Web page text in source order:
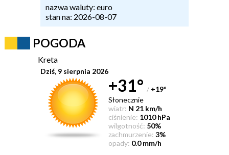
nazwa waluty: euro
stan na: 2026-08-07
POGODA
Kreta
Dziś, 9 sierpnia 2026
+31° / +19°
Słonecznie
wiatr: N 21 km/h
ciśnienie: 1010 hPa
wilgotność: 50%
zachmurzenie: 3%
opady: 0.0 mm/h